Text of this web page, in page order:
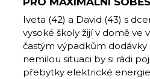
Iveta (42) a David (43) s
vysoké školy žijí v domě ve
častým výpadkům dodávky
nemilou situaci by si rádi
přebytky elektrické